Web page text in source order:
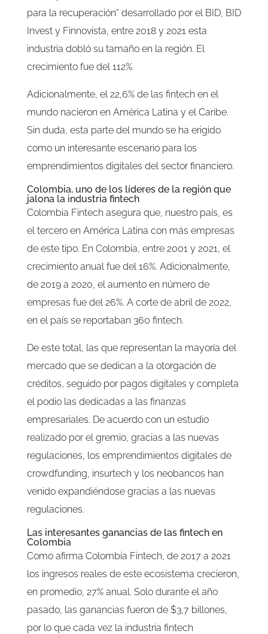
para la recuperación” desarrollado por el BID, BID
Invest y Finnovista, entre 2018 y 2021 esta
industria dobló su tamaño en la región. El
crecimiento fue del 112%.
Adicionalmente, el 22,6% de las fintech en el
mundo nacieron en América Latina y el Caribe.
Sin duda, esta parte del mundo se ha erigido
como un interesante escenario para los
emprendimientos digitales del sector financiero.
Colombia, uno de los líderes de la región que
jalona la industria fintech
Colombia Fintech asegura que, nuestro país, es
el tercero en América Latina con más empresas
de este tipo. En Colombia, entre 2001 y 2021, el
crecimiento anual fue del 16%. Adicionalmente,
de 2019 a 2020, el aumento en número de
empresas fue del 26%. A corte de abril de 2022,
en el país se reportaban 360 fintech.
De este total, las que representan la mayoría del
mercado que se dedican a la otorgación de
créditos, seguido por pagos digitales y completa
el podio las dedicadas a las finanzas
empresariales. De acuerdo con un estudio
realizado por el gremio, gracias a las nuevas
regulaciones, los emprendimientos digitales de
crowdfunding, insurtech y los neobancos han
venido expandiéndose gracias a las nuevas
regulaciones.
Las interesantes ganancias de las fintech en
Colombia
Como afirma Colombia Fintech, de 2017 a 2021
los ingresos reales de este ecosistema crecieron,
en promedio, 27% anual. Solo durante el año
pasado, las ganancias fueron de $3,7 billones,
por lo que cada vez la industria fintech